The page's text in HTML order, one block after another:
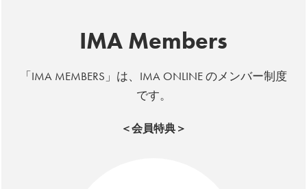
IMA Members
「IMA MEMBERS」は、IMA ONLINE のメンバー制度
です。
＜会員特典＞